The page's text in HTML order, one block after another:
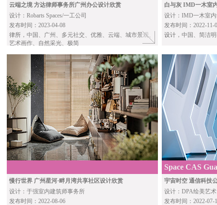
Robarts Spaces
云端之境 方达律师事务所广州办公设计欣赏
设计：Robarts Spaces/一工公司
发布时间：2023-04-08
律所 ，中国、广州、多元社交、优雅、云端、城市景观、
艺术画作、自然采光、极简
白与灰 IMD一木室
设计：IMD一木室
发布时间：2022-11-
设计 ，中国、简洁
慢行世界 广州星河·畔月湾共享社区设计欣赏
设计：于强室内建筑师事务所
发布时间：2022-08-06
Space CAS
宇宙时空 通信科技
设计：DPA绘美艺术
发布时间：2022-07-